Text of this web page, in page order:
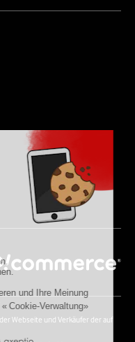
Webseite und Verkäufer der auf